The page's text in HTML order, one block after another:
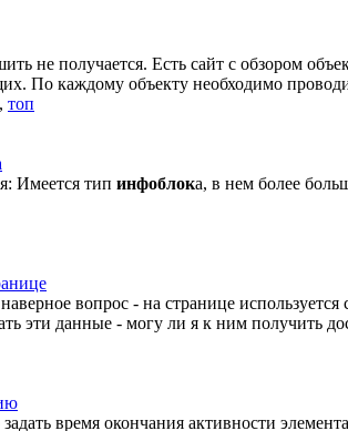
не получается. Есть сайт с обзором
По каждому объекту необходимо
, топ
Имеется тип инфоблока, в нем более
вопрос - на странице
эти данные - могу ли я к ним
время окончания активности элемента